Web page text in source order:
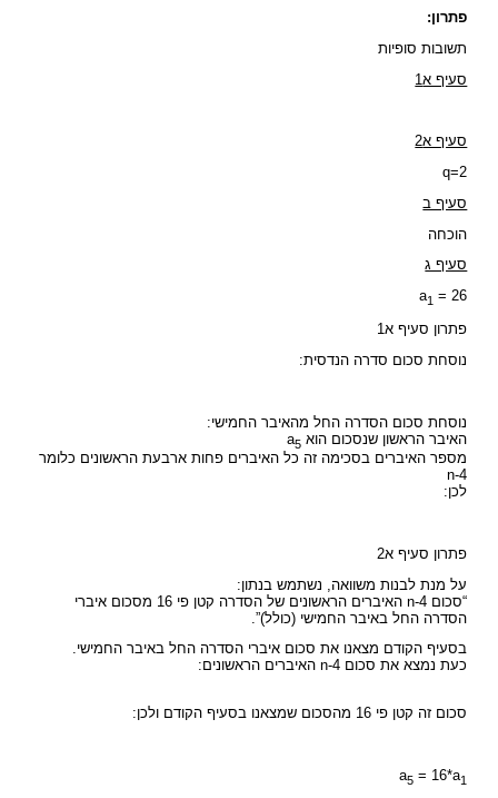
פתרון:
תשובות סופיות
סעיף א1
סעיף א2
q=2
סעיף ב
הוכחה
סעיף ג
a1 = 26
פתרון סעיף א1
נוסחת סכום סדרה הנדסית:
נוסחת סכום הסדרה החל מהאיבר החמישי:
האיבר הראשון שנסכום הוא a 5
מספר האיברים בסכימה זה כל האיברים פחות ארבעת הראשונים כלומר
n-4
לכן:
פתרון סעיף א2
על מנת לבנות משוואה, נשתמש בנתון:
“סכום n-4 האיברים הראשונים של הסדרה קטן פי 16 מסכום איברי
הסדרה החל באיבר החמישי (כולל)”.
בסעיף הקודם מצאנו את סכום איברי הסדרה החל באיבר החמישי.
כעת נמצא את סכום n-4 האיברים הראשונים:
סכום זה קטן פי 16 מהסכום שמצאנו בסעיף הקודם ולכן:
a5 = 16*a1